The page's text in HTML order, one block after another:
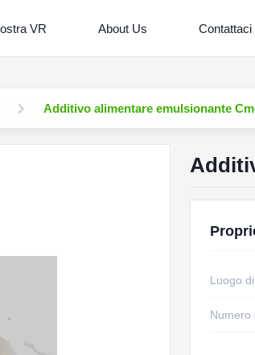
VR About Us Contattaci
Additivo alimentare emulsionante
Luogo
Numero